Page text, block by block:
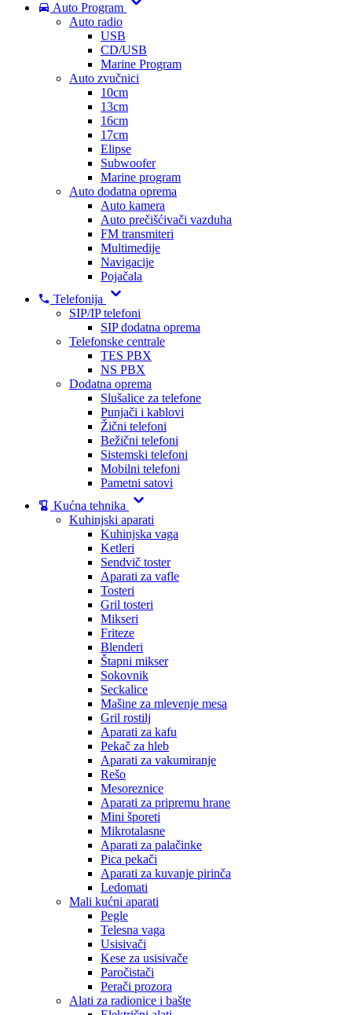
Auto Program
Auto radio
USB
CD/USB
Marine Program
Auto zvučnici
10cm
13cm
16cm
17cm
Elipse
Subwoofer
Marine program
Auto dodatna oprema
Auto kamera
Auto prečišćivači vazduha
FM transmiteri
Multimedije
Navigacije
Pojačala
Telefonija
SIP/IP telefoni
SIP dodatna oprema
Telefonske centrale
TES PBX
NS PBX
Dodatna oprema
Slušalice za telefone
Punjači i kablovi
Žični telefoni
Bežični telefoni
Sistemski telefoni
Mobilni telefoni
Pametni satovi
Kućna tehnika
Kuhinjski aparati
Kuhinjska vaga
Ketleri
Sendvič toster
Aparati za vafle
Tosteri
Gril tosteri
Mikseri
Friteze
Blenderi
Štapni mikser
Sokovnik
Seckalice
Mašine za mlevenje mesa
Gril rostilj
Aparati za kafu
Pekač za hleb
Aparati za vakumiranje
Rešo
Mesoreznice
Aparati za pripremu hrane
Mini šporeti
Mikrotalasne
Aparati za palačinke
Pica pekači
Aparati za kuvanje pirinča
Ledomati
Mali kućni aparati
Pegle
Telesna vaga
Usisivači
Kese za usisivače
Paročistači
Perači prozora
Alati za radionice i bašte